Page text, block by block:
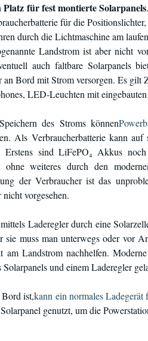
Platz für fest montierte Solarpanels
für die
durch die Lichtmaschine am
Landstrom ist aber nicht
auch faltbare Solarpanels
Bord mit Strom versorgen. Es
LED-Leuchten mit
des Stroms können
Als Verbraucherbatterie kann
Erstens sind LiFePO₄ Akkus
ohne weiteres durch den
der Verbraucher ist das
vorgesehen.
Laderegler durch eine
sie muss man unterwegs oder vor
am Landstrom nachhelfen.
und einem Laderegler
Bord ist,kann ein normales
genutzt, um die